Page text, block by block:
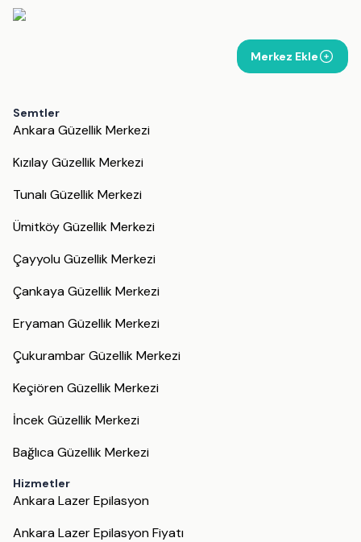
Merkez Ekle
Semtler
Ankara Güzellik Merkezi
Kızılay Güzellik Merkezi
Tunalı Güzellik Merkezi
Ümitköy Güzellik Merkezi
Çayyolu Güzellik Merkezi
Çankaya Güzellik Merkezi
Eryaman Güzellik Merkezi
Çukurambar Güzellik Merkezi
Keçiören Güzellik Merkezi
İncek Güzellik Merkezi
Bağlıca Güzellik Merkezi
Hizmetler
Ankara Lazer Epilasyon
Ankara Lazer Epilasyon Fiyatı